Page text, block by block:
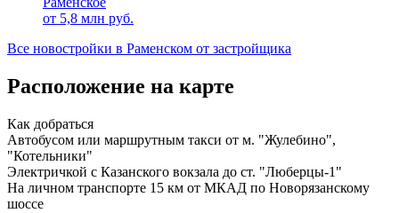
от 5,8 млн руб.
Все новостройки в Раменском от застройщика
Расположение на карте
Как добраться
Автобусом или маршрутным такси от м. "Жулебино",
"Котельники"
Электричкой с Казанского вокзала до ст. "Люберцы-1"
На личном транспорте 15 км от МКАД по Новорязанскому
шоссе